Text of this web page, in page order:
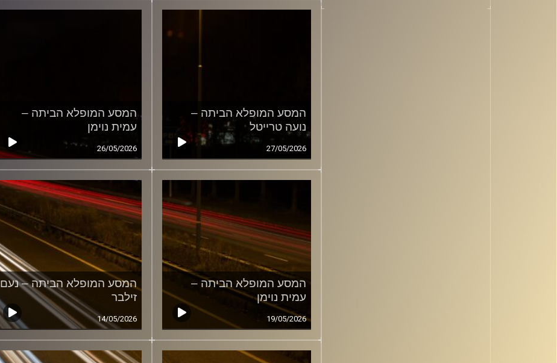
המסע המופלא הביתה –
נועה טרייטל
27/05/2026
המסע המופלא הביתה –
עמית נוימן
26/05/2026
המסע המופלא הביתה –
עמית נוימן
19/05/2026
המסע המופלא הביתה – נעם
זילבר
14/05/2026